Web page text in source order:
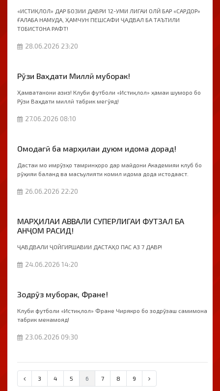
«ИСТИҚЛОЛ» ДАР БОЗИИ ДАВРИ 12-УМИ ЛИГАИ ОЛӢ БАР «САРДОР»
ҒАЛАБА НАМУДА, ҲАМЧУН ПЕШСАФИ ҶАДВАЛ БА ТАЪТИЛИ
ТОБИСТОНА РАФТ!
28.06.2026 23:20
Рӯзи Ваҳдати Миллӣ муборак!
Ҳамватанони азиз! Клуби футболи «Истиқлол» ҳамаи шуморо бо
Рӯзи Ваҳдати миллӣ табрик мегӯяд!
27.06.2026 08:10
Омодагӣ ба марҳилаи дуюм идома дорад!
Дастаи мо имрӯзҳо тамринҳоро дар майдони Академияи клуб бо
рӯҳияи баланд ва масъулияти комил идома дода истодааст.
26.06.2026 22:20
МАРҲИЛАИ АВВАЛИ СУПЕРЛИГАИ ФУТЗАЛ БА
АНҶОМ РАСИД!
ҶАВДВАЛИ ҶОЙГИРШАВИИ ДАСТАҲО ПАС АЗ 7 ДАВР!
24.06.2026 14:20
Зодрӯз муборак, Фране!
Клуби футболи «Истиқлол» Фране Чирякро бо зодрӯзаш самимона
табрик менамояд!
23.06.2026 09:30
3 4 5 6 7 8 9